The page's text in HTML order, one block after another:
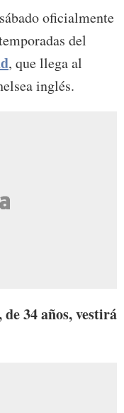
oficialmente
del
, que llega al
inglés.
34 años, vestirá